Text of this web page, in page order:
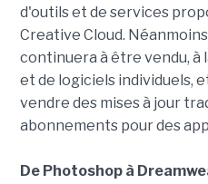
d'outils et de services
Creative Cloud.
continuera à être vendu, à
et de logiciels individuels,
vendre des mises à jour
abonnements pour des
De Photoshop à